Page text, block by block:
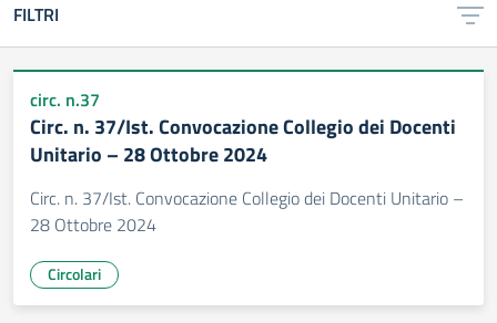
FILTRI
circ. n.37
Circ. n. 37/Ist. Convocazione Collegio dei Docenti
Unitario – 28 Ottobre 2024
Circ. n. 37/Ist. Convocazione Collegio dei Docenti Unitario –
28 Ottobre 2024
Circolari